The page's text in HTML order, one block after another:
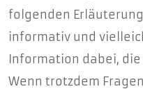
folgenden
informativ und
Information dabei,
Wenn trotzdem